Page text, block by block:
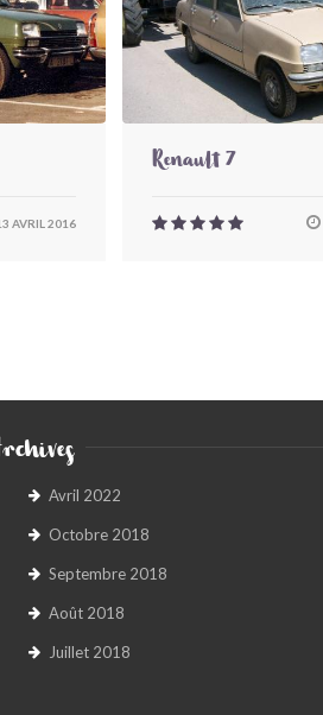
AVRIL 2016
Renault 7
Avril 2022
Octobre 2018
Septembre 2018
Août 2018
Juillet 2018